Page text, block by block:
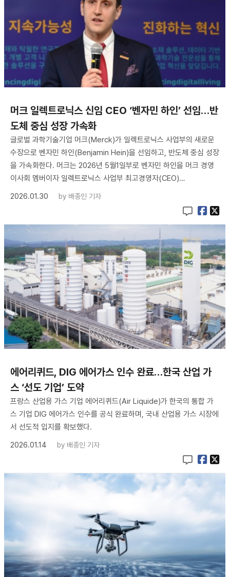
머크 일렉트로닉스 신임 CEO ‘벤자민 하인’ 선임…반
도체 중심 성장 가속화
글로벌 과학기술기업 머크(Merck)가 일렉트로닉스 사업부의 새로운
수장으로 벤자민 하인(Benjamin Hein)을 선임하고, 반도체 중심 성장
을 가속화한다. 머크는 2026년 5월1일부로 벤자민 하인을 머크 경영
이사회 멤버이자 일렉트로닉스 사업부 최고경영자(CEO)…
2026.01.30
by 배종인 기자
에어리퀴드, DIG 에어가스 인수 완료…한국 산업 가
스 ‘선도 기업’ 도약
프랑스 산업용 가스 기업 에어리퀴드(Air Liquide)가 한국의 통합 가
스 기업 DIG 에어가스 인수를 공식 완료하며, 국내 산업용 가스 시장에
서 선도적 입지를 확보했다.
2026.01.14
by 배종인 기자